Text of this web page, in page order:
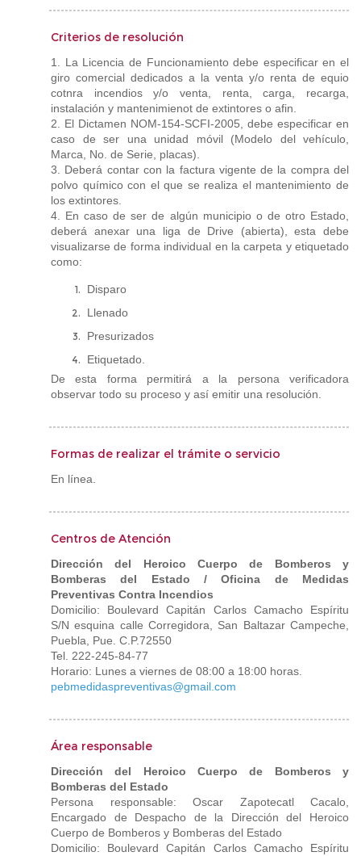
Criterios de resolución
1. La Licencia de Funcionamiento debe especificar en el
giro comercial dedicados a la venta y/o renta de equio
cotnra incendios y/o venta, renta, carga, recarga,
instalación y mantenimienot de extintores o afin.
2. El Dictamen NOM-154-SCFI-2005, debe especificar en
caso de ser una unidad móvil (Modelo del vehículo,
Marca, No. de Serie, placas).
3. Deberá contar con la factura vigente de la compra del
polvo químico con el que se realiza el mantenimiento de
los extintores.
4. En caso de ser de algún municipio o de otro Estado,
deberá anexar una liga de Drive (abierta), esta debe
visualizarse de forma individual en la carpeta y etiquetado
como:
Disparo
Llenado
Presurizados
Etiquetado.
De esta forma permitirá a la persona verificadora
observar todo su proceso y así emitir una resolución.
Formas de realizar el trámite o servicio
En línea.
Centros de Atención
Dirección del Heroico Cuerpo de Bomberos y
Bomberas del Estado / Oficina de Medidas
Preventivas Contra Incendios
Domicilio: Boulevard Capitán Carlos Camacho Espíritu
S/N esquina calle Corregidora, San Baltazar Campeche,
Puebla, Pue. C.P.72550
Tel. 222-245-84-77
Horario: Lunes a viernes de 08:00 a 18:00 horas.
pebmedidaspreventivas@gmail.com
Área responsable
Dirección del Heroico Cuerpo de Bomberos y
Bomberas del Estado
Persona responsable: Oscar Zapotecatl Cacalo
Encargado de Despacho de la Dirección del Heroico
Cuerpo de Bomberos y Bomberas del Estado
Domicilio: Boulevard Capitán Carlos Camacho Espíritu